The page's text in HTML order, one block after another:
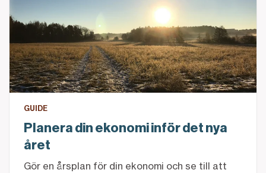
GUIDE
Planera din ekonomi inför det nya
året
Gör en årsplan för din ekonomi och se till att